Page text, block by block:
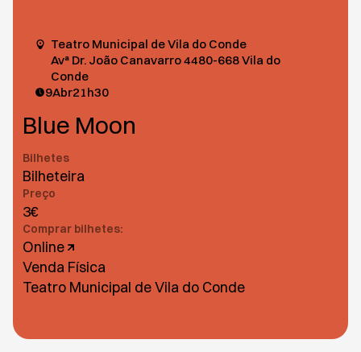
Teatro Municipal de Vila do Conde
Avª Dr. João Canavarro 4480-668 Vila do
Conde
9Abr21h30
Blue Moon
Bilhetes
Bilheteira
Preço
3€
Comprar bilhetes:
Online
Venda Física
Teatro Municipal de Vila do Conde